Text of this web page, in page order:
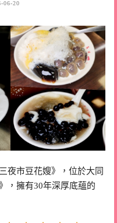
06-20
夜市豆花嫂》，位於大同
，擁有30年深厚底蘊的